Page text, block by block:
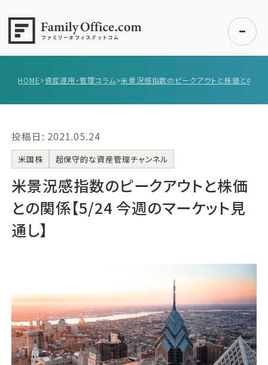
事例紹介
エキスパート一覧
無料講座
コラム
利用者の声
運営会社
ファミリーオフィスとは
関連書籍
HOME>資産運用・管理コラム>
投稿日: 2021.05.24
米国株 超保守的な資産管理チャンネル
米景況感指数のピークアウトと株価
との関係【5/24 今週のマーケット見
通し】